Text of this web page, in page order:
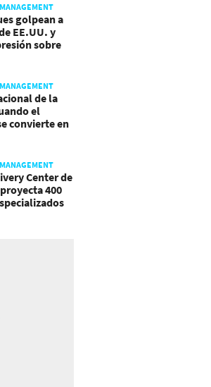
golpean a
EE.UU. y
sobre
de la
el
convierte en
Center de
400